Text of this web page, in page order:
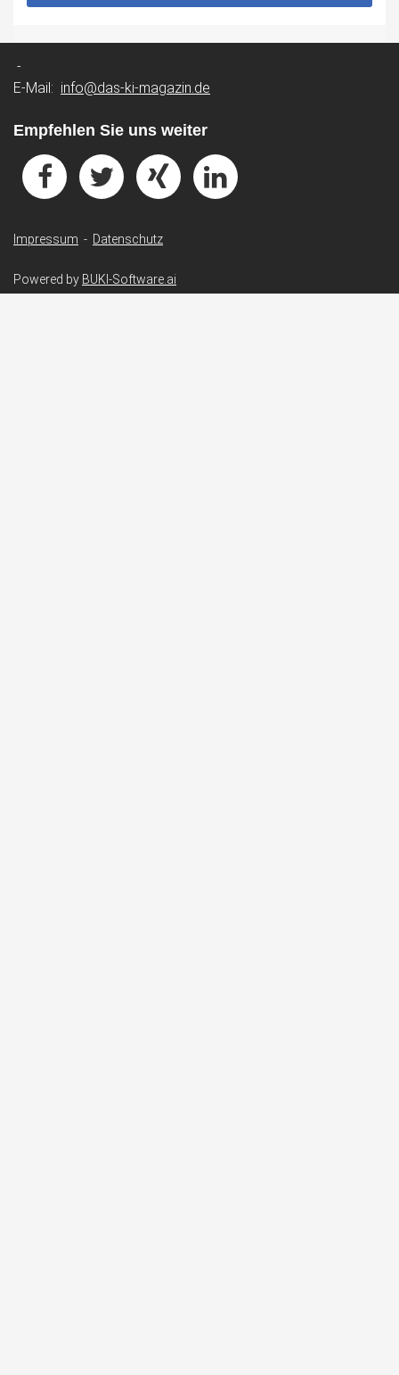
-
E-Mail: info@das-ki-magazin.de
Empfehlen Sie uns weiter
Impressum - Datenschutz
Powered by BUKI-Software.ai